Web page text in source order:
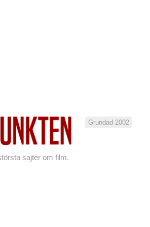
sajter om film.
Grundad 2002